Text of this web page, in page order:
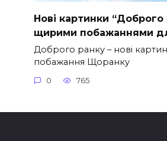
Нові картинки “Доброго
щирими побажаннями
Доброго ранку – нові
побажання Щоранку
0 765